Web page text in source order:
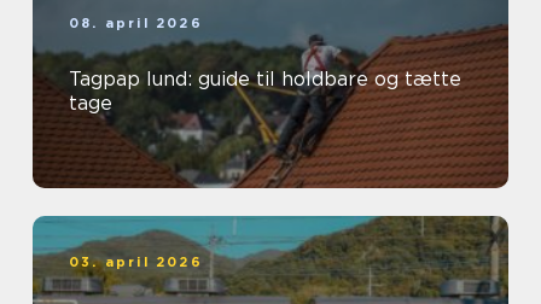
08. april 2026
Tagpap lund: guide til holdbare og tætte
tage
03. april 2026